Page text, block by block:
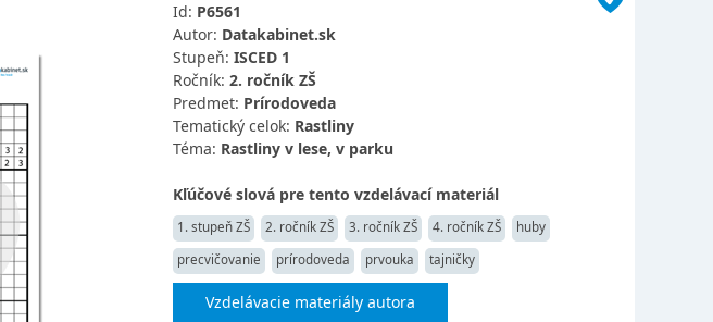
Id: P6561
Autor: Datakabinet.sk
Stupeň: ISCED 1
Ročník: 2. ročník ZŠ
Predmet: Prírodoveda
Tematický celok: Rastliny
Téma: Rastliny v lese, v parku
Kľúčové slová pre tento vzdelávací materiál
1. stupeň ZŠ 2. ročník ZŠ 3. ročník ZŠ 4. ročník ZŠ
huby
precvičovanie
prírodoveda prvouka tajničky
Vzdelávacie materiály autora